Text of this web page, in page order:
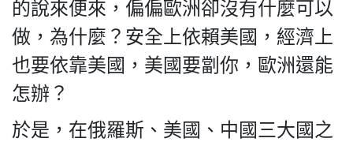
的說來便來，偏偏歐洲卻沒有什麼可以
做，為什麼？安全上依賴美國，經濟上
也要依靠美國，美國要劏你，歐洲還能
怎辦？
於是，在俄羅斯、美國、中國三大國之